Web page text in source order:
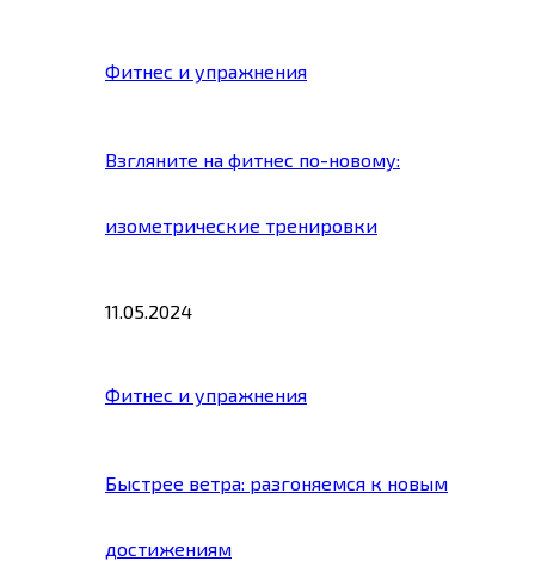
Фитнес и упражнения
Взгляните на фитнес по-новому:
изометрические тренировки
11.05.2024
Фитнес и упражнения
Быстрее ветра: разгоняемся к новым
достижениям